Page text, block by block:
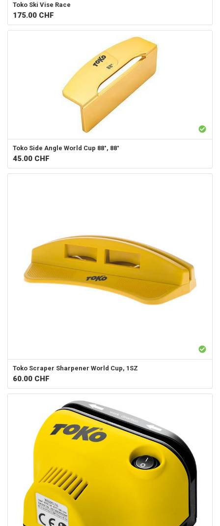
Toko Ski Vise Race
175.00 CHF
Toko Side Angle World Cup 88°, 88°
45.00 CHF
Toko Scraper Sharpener World Cup, 1SZ
60.00 CHF